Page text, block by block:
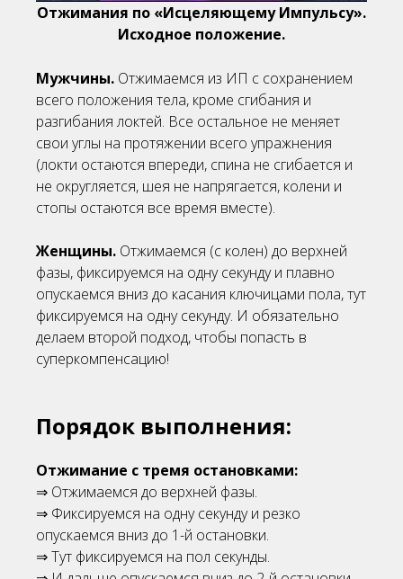
Отжимания по «Исцеляющему Импульсу».
Исходное положение.
Мужчины. Отжимаемся из ИП с сохранением
всего положения тела, кроме сгибания и
разгибания локтей. Все остальное не меняет
свои углы на протяжении всего упражнения
(локти остаются впереди, спина не сгибается и
не округляется, шея не напрягается, колени и
стопы остаются все время вместе).
Женщины. Отжимаемся (с колен) до верхней
фазы, фиксируемся на одну секунду и плавно
опускаемся вниз до касания ключицами пола, тут
фиксируемся на одну секунду. И обязательно
делаем второй подход, чтобы попасть в
суперкомпенсацию!
Порядок выполнения:
Отжимание с тремя остановками:
⇒ Отжимаемся до верхней фазы.
⇒ Фиксируемся на одну секунду и резко
опускаемся вниз до 1-й остановки.
⇒ Тут фиксируемся на пол секунды.